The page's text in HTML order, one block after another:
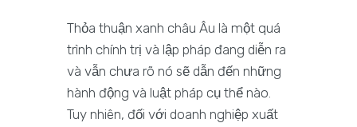
Thỏa thuận xanh châu Âu là một quá
trình chính trị và lập pháp đang diễn ra
và vẫn chưa rõ nó sẽ dẫn đến những
hành động và luật pháp cụ thể nào.
Tuy nhiên, đối với doanh nghiệp xuất